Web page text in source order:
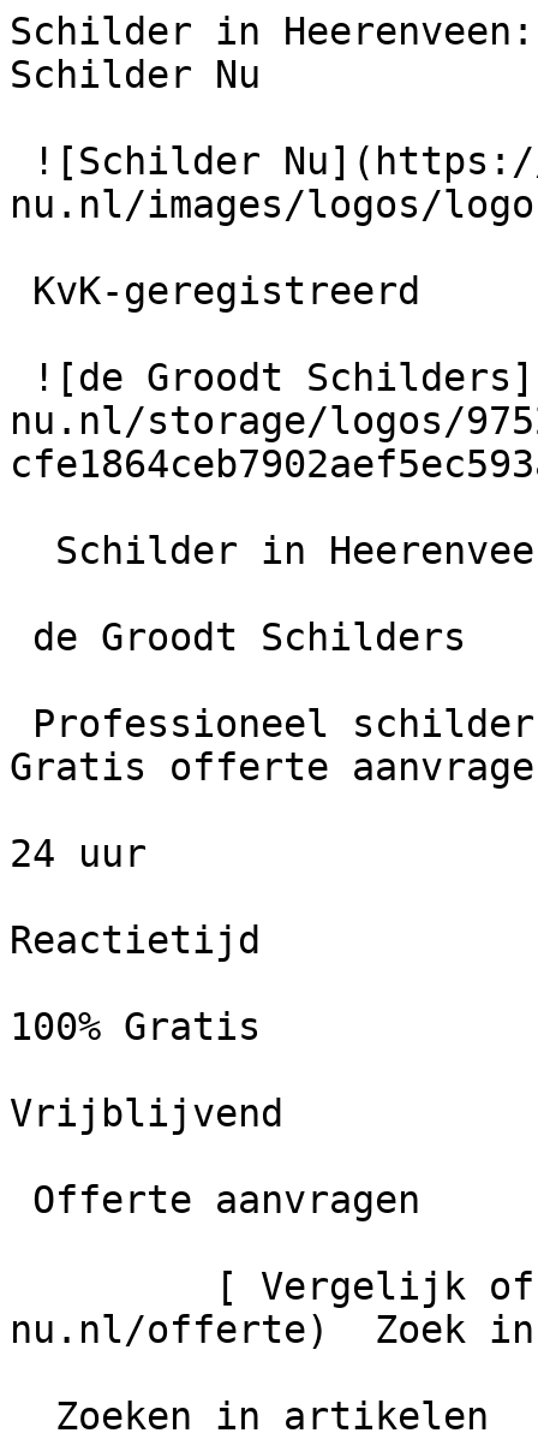
Schilder in
Schilder Nu
nu.nl/images/logos/
nu.nl/storage/logos/
Gratis offerte
24 uur
Reactietijd
100% Gratis
Vrijblijvend
nu.nl/offerte)  Zoek